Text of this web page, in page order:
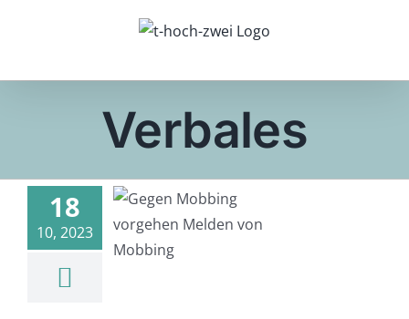
Verbales
18
10, 2023
Schule
man